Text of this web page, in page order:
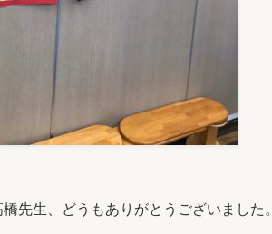
先生、どうもありがとうございました。